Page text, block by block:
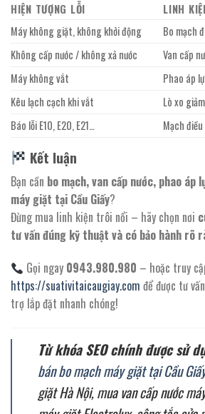
HIỆN TƯỢNG LỖI
LINH
Máy không giặt, không khởi động
Bo mạch
Không cấp nước / không xả nước
Van cấp
Máy không vắt
Phao áp
Kêu lạch cạch khi vắt
Lò xo
Báo lỗi E10, E20, E21…
Mạch
Kết luận
Bạn cần bo mạch, van cấp nước, phao áp
máy giặt tại Cầu Giấy?
Đừng mua linh kiện trôi nổi – hãy chọn nơi
tư vấn đúng kỹ thuật và có bảo hành rõ
Gọi ngay 0943.980.980 – hoặc truy
https://suativitaicaugiay.com để được tư
trợ lắp đặt nhanh chóng!
Từ khóa SEO chính được sử
bán bo mạch máy giặt tại Cầu Giấy
giặt Hà Nội, mua van cấp nước